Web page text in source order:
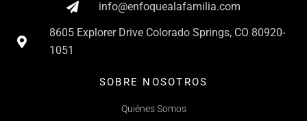
info@enfoquealafamilia.com
8605 Explorer Drive Colorado Springs, CO 80920-
1051
SOBRE NOSOTROS
Quiénes Somos